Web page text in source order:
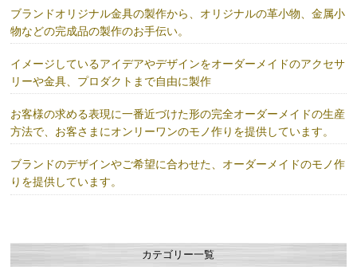
ブランドオリジナル金具の製作から、オリジナルの革小物、金属小
物などの完成品の製作のお手伝い。
イメージしているアイデアやデザインをオーダーメイドのアクセサ
リーや金具、プロダクトまで自由に製作
お客様の求める表現に一番近づけた形の完全オーダーメイドの生産
方法で、お客さまにオンリーワンのモノ作りを提供しています。
ブランドのデザインやご希望に合わせた、オーダーメイドのモノ作
りを提供しています。
カテゴリー一覧